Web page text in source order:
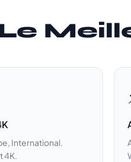
International.
4K.